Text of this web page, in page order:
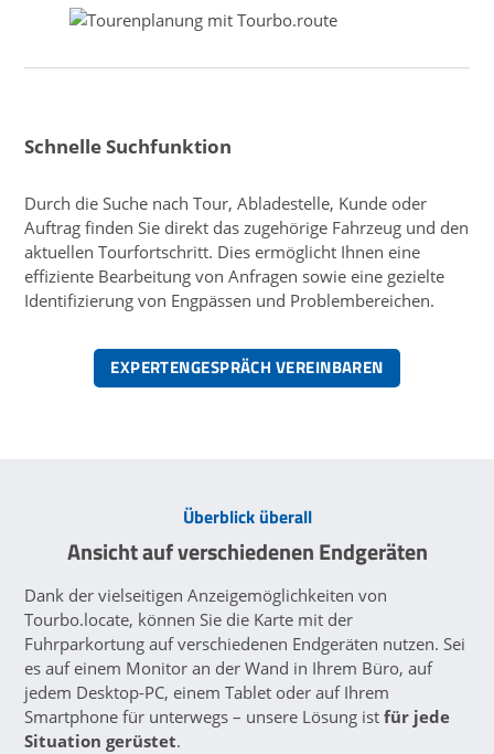
Schnelle Suchfunktion
Durch die Suche nach Tour, Abladestelle, Kunde oder
Auftrag finden Sie direkt das zugehörige Fahrzeug und den
aktuellen Tourfortschritt. Dies ermöglicht Ihnen eine
effiziente Bearbeitung von Anfragen sowie eine gezielte
Identifizierung von Engpässen und Problembereichen.
EXPERTENGESPRÄCH VEREINBAREN
Überblick überall
Ansicht auf verschiedenen Endgeräten
Dank der vielseitigen Anzeigemöglichkeiten von
Tourbo.locate, können Sie die Karte mit der
Fuhrparkortung auf verschie­denen Endgeräten nutzen. Sei
es auf einem Monitor an der Wand in Ihrem Büro, auf
jedem Desktop-PC, einem Tablet oder auf Ihrem
Smartphone für unterwegs – unsere Lösung istfür jede
Situation gerüstet.